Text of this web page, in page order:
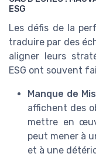
ESG
Les défis de la
traduire par des
aligner leurs
ESG ont souvent
Manque de
affichent des
mettre en
peut mener à
et à une